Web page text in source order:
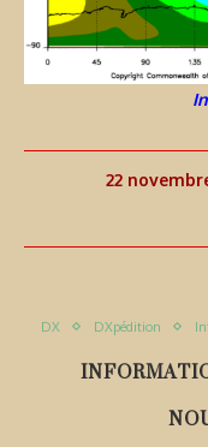
22
DX DXpédition